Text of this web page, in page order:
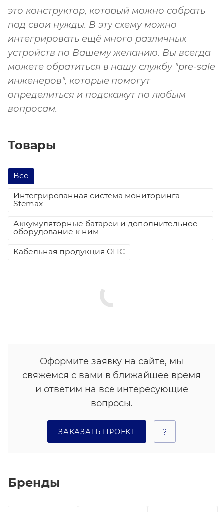
это конструктор, который можно собрать
под свои нужды. В эту схему можно
интегрировать ещё много различных
устройств по Вашему желанию. Вы всегда
можете обратиться в нашу службу "pre-sale
инженеров", которые помогут
определиться и подскажут по любым
вопросам.
Товары
Все
Интегрированная система мониторинга
Stemax
Аккумуляторные батареи и дополнительное
оборудование к ним
Кабельная продукция ОПС
Оформите заявку на сайте, мы
свяжемся с вами в ближайшее время
и ответим на все интересующие
вопросы.
ЗАКАЗАТЬ ПРОЕКТ
Бренды